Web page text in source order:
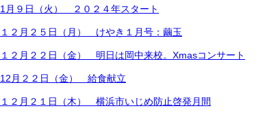
1月９日（火） ２０２４年スタート
１２月２５日（月） けやき１月号：繭玉
１２月２２日（金） 明日は岡中来校。Xmasコンサート
12月２２日（金） 給食献立
１２月２１日（木） 横浜市いじめ防止啓発月間